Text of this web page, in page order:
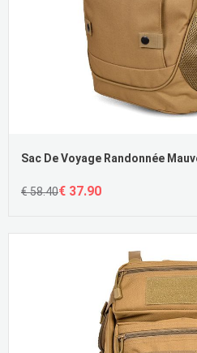
€ 58.40€ 37.90